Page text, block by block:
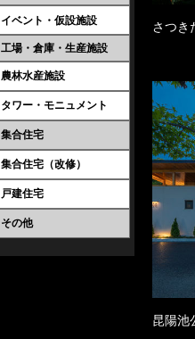
イベント・仮設施設
工場・倉庫・生産施設
農林水産施設
タワー・モニュメント
集合住宅
集合住宅（改修）
戸建住宅
その他
さつき
昆陽